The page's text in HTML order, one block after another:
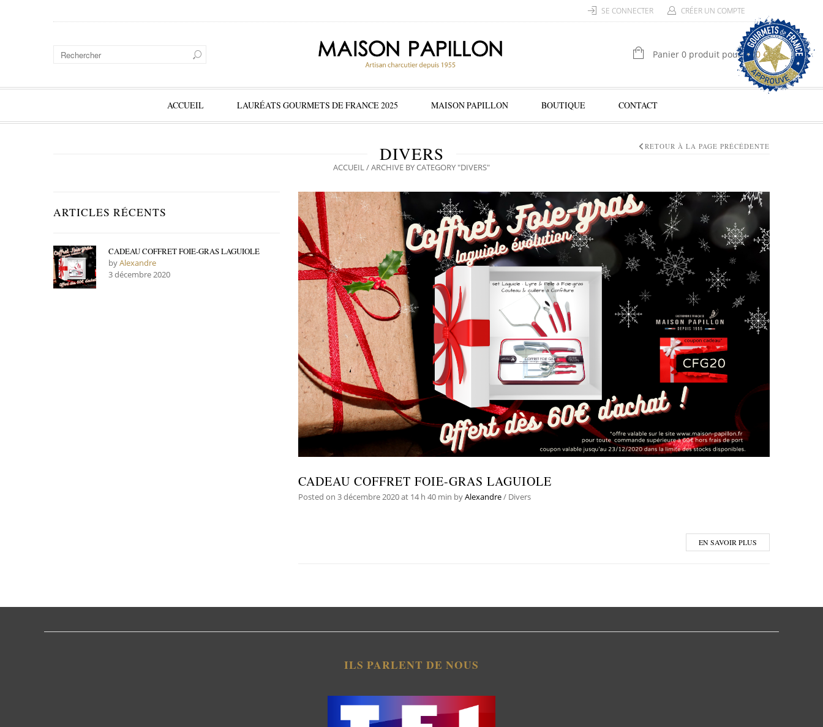
SE CONNECTER CRÉER UN COMPTE
Panier 0 produit pour 0,00 €
ACCUEIL LAURÉATS GOURMETS DE FRANCE 2025 MAISON PAPILLON BOUTIQUE CONTACT
DIVERS
ACCUEIL/ARCHIVE BY CATEGORY "DIVERS"
RETOUR À LA PAGE PRÉCÉDENTE
ARTICLES RÉCENTS
CADEAU COFFRET FOIE-GRAS LAGUIOLE
byAlexandre
3 décembre 2020
CADEAU COFFRET FOIE-GRAS LAGUIOLE
Posted on 3 décembre 2020at 14 h 40 min byAlexandre/ Divers
EN SAVOIR PLUS
ILS PARLENT DE NOUS